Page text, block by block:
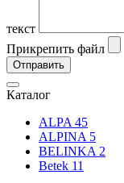
текст
Прикрепить файл
Каталог
ALPA 45
ALPINA 5
BELINKA 2
Betek 11